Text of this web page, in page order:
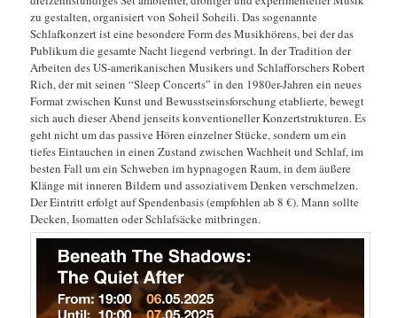
zu gestalten, organisiert von Soheil Soheili. Das sogenannte
Schlafkonzert ist eine besondere Form des Musikhörens, bei der das
Publikum die gesamte Nacht liegend verbringt. In der Tradition der
Arbeiten des US-amerikanischen Musikers und Schlafforschers Robert
Rich, der mit seinen “Sleep Concerts” in den 1980er-Jahren ein neues
Format zwischen Kunst und Bewusstseinsforschung etablierte, bewegt
sich auch dieser Abend jenseits konventioneller Konzertstrukturen. Es
geht nicht um das passive Hören einzelner Stücke, sondern um ein
tiefes Eintauchen in einen Zustand zwischen Wachheit und Schlaf, im
besten Fall um ein Schweben im hypnagogen Raum, in dem äußere
Klänge mit inneren Bildern und assoziativem Denken verschmelzen.
Der Eintritt erfolgt auf Spendenbasis (empfohlen ab 8 €). Mann sollte
Decken, Isomatten oder Schlafsäcke mitbringen.